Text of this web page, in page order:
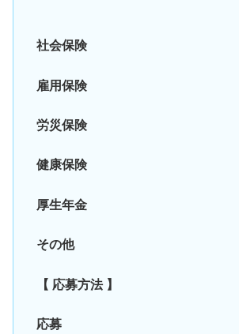
社会保険
雇用保険
労災保険
健康保険
厚生年金
その他
【 応募方法 】
応募